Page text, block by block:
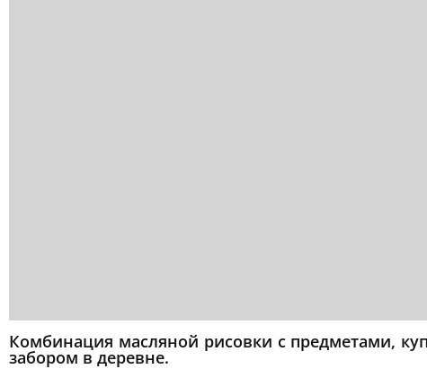
Комбинация масляной рисовки с предметами,
забором в деревне.